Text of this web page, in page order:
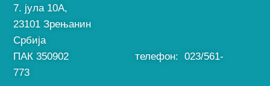
7. јула 10A,
23101 Зрењанин
Србија
ПАК 350902 телефон: 023/561-
773